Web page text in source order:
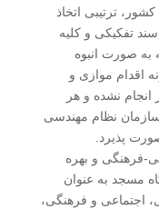
ترتیبی اتخاذ
تفکیکی و کلیه
صورت انبوه
اقدام موازی و
انجام نشده و هر
نظام مهندسی
پذیرد.
فرهنگی و بهره
مسجد به عنوان
اجتماعی و فرهنگی،